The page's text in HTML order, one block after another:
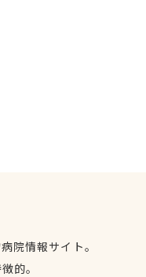
院情報サイト。
的。